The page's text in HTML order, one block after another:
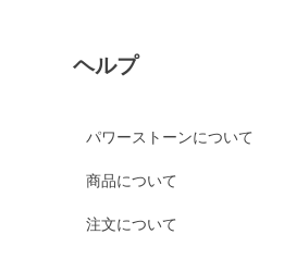
ヘルプ
パワーストーンについて
商品について
注文について